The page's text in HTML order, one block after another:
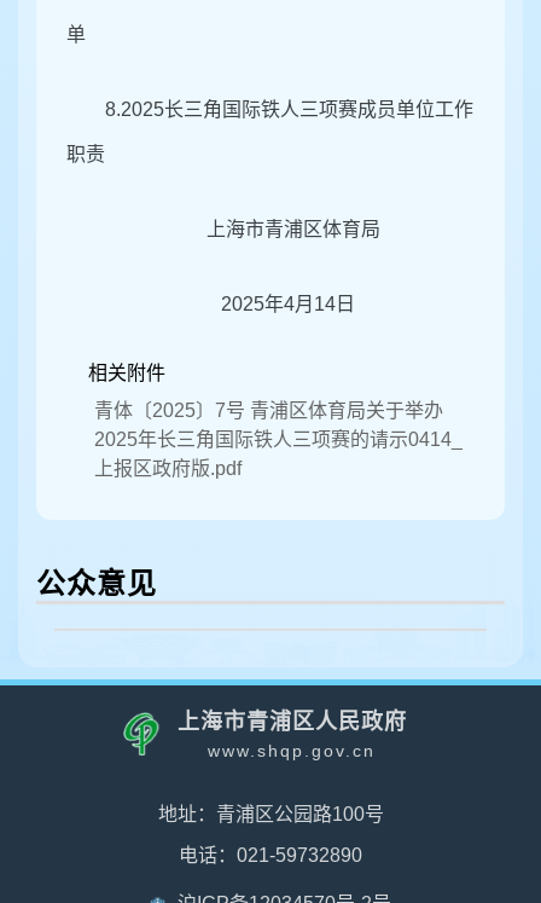
单
8.2025长三角国际铁人三项赛成员单位工作
职责
上海市青浦区体育局
2025年4月14日
相关附件
青体〔2025〕7号 青浦区体育局关于举办
2025年长三角国际铁人三项赛的请示0414_
上报区政府版.pdf
公众意见
上海市青浦区人民政府
www.shqp.gov.cn
地址：青浦区公园路100号
电话：021-59732890